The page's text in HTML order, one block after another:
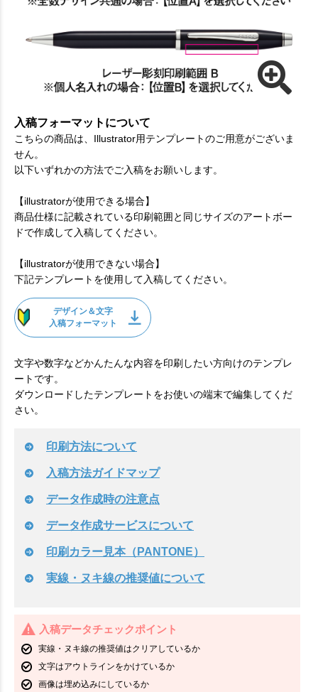
入稿フォーマットについて
こちらの商品は、Illustrator用テンプレートのご用意がございま
せん。
以下いずれかの方法でご入稿をお願いします。
【illustratorが使用できる場合】
商品仕様に記載されている印刷範囲と同じサイズのアートボー
ドで作成して入稿してください。
【illustratorが使用できない場合】
下記テンプレートを使用して入稿してください。
デザイン＆文字
入稿フォーマット
文字や数字などかんたんな内容を印刷したい方向けのテンプレ
ートです。
ダウンロードしたテンプレートをお使いの端末で編集してくだ
さい。
印刷方法について
入稿方法ガイドマップ
データ作成時の注意点
データ作成サービスについて
印刷カラー見本（PANTONE）
実線・ヌキ線の推奨値について
入稿データチェックポイント
実線・ヌキ線の推奨値はクリアしているか
文字はアウトラインをかけているか
画像は埋め込みにしているか